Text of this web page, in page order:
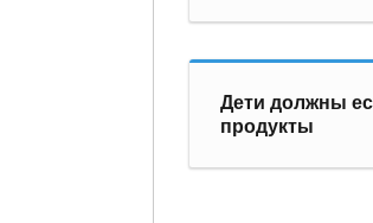
Дети должны
продукты